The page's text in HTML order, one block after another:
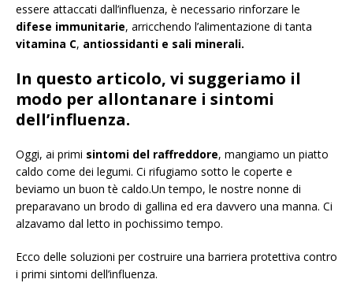
essere attaccati dall’influenza, è necessario rinforzare le
difese immunitarie, arricchendo l’alimentazione di tanta
vitamina C, antiossidanti e sali minerali.
In questo articolo, vi suggeriamo il
modo per allontanare i sintomi
dell’influenza.
Oggi, ai primi sintomi del raffreddore, mangiamo un piatto
caldo come dei legumi. Ci rifugiamo sotto le coperte e
beviamo un buon tè caldo.Un tempo, le nostre nonne di
preparavano un brodo di gallina ed era davvero una manna. Ci
alzavamo dal letto in pochissimo tempo.
Ecco delle soluzioni per costruire una barriera protettiva contro
i primi sintomi dell’influenza.